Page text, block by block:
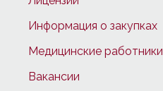
Информация о закупках
Медицинские работники
Вакансии